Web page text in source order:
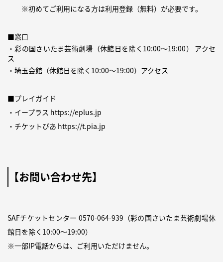
※初めてご利用になる方は利用登録（無料） が必要です。
■窓口
・彩の国さいたま芸術劇場（休館日を除く10:00〜19:00） アクセ
ス
・埼玉会館（休館日を除く10:00〜19:00） アクセス
■プレイガイド
・イープラス https://eplus.jp
・チケットぴあ https://t.pia.jp
【お問い合わせ先】
SAFチケットセンター 0570-064-939 （彩の国さいたま芸術劇場休
館日を除く10:00～19:00）
※一部IP電話からは、ご利用いただけません。